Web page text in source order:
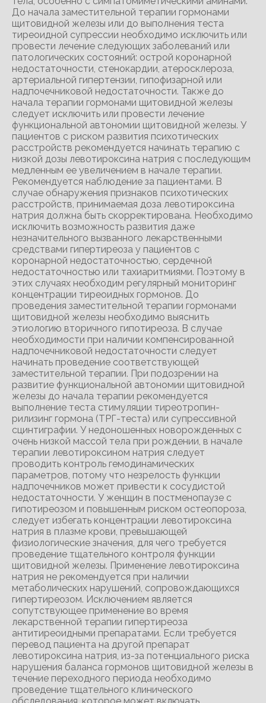
До начала заместительной терапии гормонами
щитовидной железы или до выполнения теста
тиреоидной супрессии необходимо исключить или
провести лечение следующих заболеваний или
патологических состояний: острой коронарной
недостаточности, стенокардии, атеросклероза,
артериальной гипертензии, гипофизарной или
надпочечниковой недостаточности. Также до
начала терапии гормонами щитовидной железы
следует исключить или провести лечение
функциональной автономии щитовидной железы. У
пациентов с риском развития психотических
расстройств рекомендуется начинать терапию с
низкой дозы левотироксина натрия с последующим
медленным ее увеличением в начале терапии.
Рекомендуется наблюдение за пациентами. В
случае обнаружения признаков психотических
расстройств, принимаемая доза левотироксина
натрия должна быть скорректирована. Необходимо
исключить возможность развития даже
незначительного вызванного лекарственными
средствами гипертиреоза у пациентов с
коронарной недостаточностью, сердечной
недостаточностью или тахиаритмиями. Поэтому в
этих случаях необходим регулярный мониторинг
концентрации тиреоидных гормонов. До
проведения заместительной терапии гормонами
щитовидной железы необходимо выяснить
этиологию вторичного гипотиреоза. В случае
необходимости при наличии компенсированной
надпочечниковой недостаточности следует
начинать проведение соответствующей
заместительной терапии. При подозрении на
развитие функциональной автономии щитовидной
железы до начала терапии рекомендуется
выполнение теста стимуляции тиреотропин-
рилизинг гормона (ТРГ-теста) или супрессивной
сцинтиграфии. У недоношенных новорожденных с
очень низкой массой тела при рождении, в начале
терапии левотироксином натрия следует
проводить контроль гемодинамических
параметров, потому что незрелость функции
надпочечников может привести к сосудистой
недостаточности. У женщин в постменопаузе с
гипотиреозом и повышенным риском остеопороза,
следует избегать концентрации левотироксина
натрия в плазме крови, превышающей
физиологические значения, для чего требуется
проведение тщательного контроля функции
щитовидной железы. Применение левотироксина
натрия не рекомендуется при наличии
метаболических нарушений, сопровождающихся
гипертиреозом. Исключением является
сопутствующее применение во время
лекарственной терапии гипертиреоза
антитиреоидными препаратами. Если требуется
перевод пациента на другой препарат
левотироксина натрия, из-за потенциального риска
нарушения баланса гормонов щитовидной железы в
течение переходного периода необходимо
проведение тщательного клинического